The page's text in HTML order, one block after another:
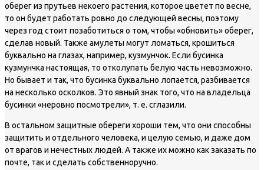
оберег из прутьев некоего растения, которое цветет по весне,
то он будет работать ровно до следующей весны, поэтому
через год стоит позаботиться о том, чтобы «обновить» оберег,
сделав новый. Также амулеты могут ломаться, крошиться
буквально на глазах, например, кузмунчок. Если бусинка
кузмунчка настоящая, то отколупать белую часть невозможно.
Но бывает и так, что бусинка буквально лопается, разбивается
на несколько осколков. Это явный знак того, что на владельца
бусинки «неровно посмотрели», т. е. сглазили.
В остальном защитные обереги хороши тем, что они способны
защитить и отдельного человека, и целую семью, и даже дом
от врагов и нечестных людей. А также их можно как заказать по
почте, так и сделать собственноручно.